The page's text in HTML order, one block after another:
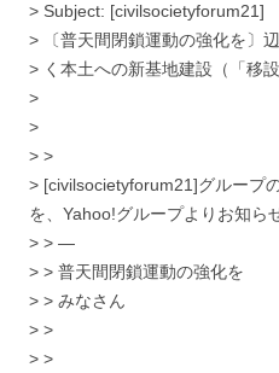
> Subject: [civilsocietyforum21]
> 〔普天間閉鎖運動の強化を〕
> く本土への新基地建設（「移
>
>
> >
> [civilsocietyforum21]グループ
を、Yahoo!グループよりお知ら
> > —
> > 普天間閉鎖運動の強化を
> > みなさん
> >
> >